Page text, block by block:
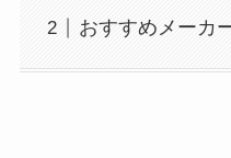
おすすめメーカ